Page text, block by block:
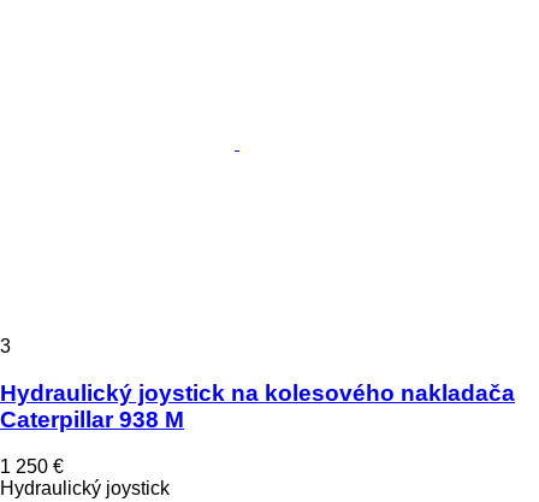
3
Hydraulický joystick na kolesového nakladača
Caterpillar 938 M
1 250 €
Hydraulický joystick